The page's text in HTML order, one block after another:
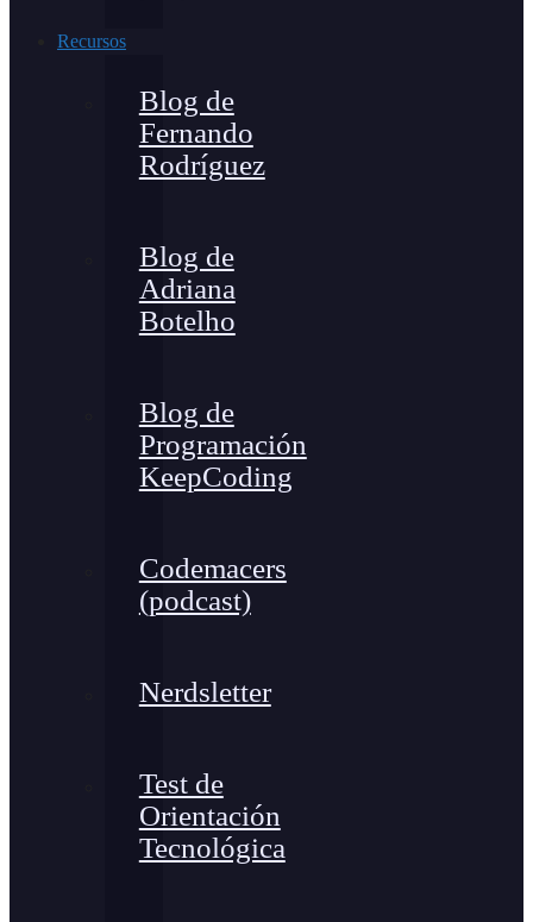
Recursos
Blog de
Fernando
Rodríguez
Blog de
Adriana
Botelho
Blog de
Programación
KeepCoding
Codemacers
(podcast)
Nerdsletter
Test de
Orientación
Tecnológica